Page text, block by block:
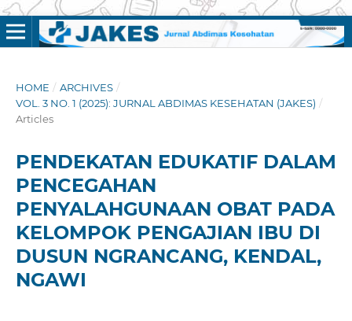
HOME / ARCHIVES /
VOL. 3 NO. 1 (2025): JURNAL ABDIMAS KESEHATAN (JAKES) /
Articles
PENDEKATAN EDUKATIF DALAM
PENCEGAHAN
PENYALAHGUNAAN OBAT PADA
KELOMPOK PENGAJIAN IBU DI
DUSUN NGRANCANG, KENDAL,
NGAWI